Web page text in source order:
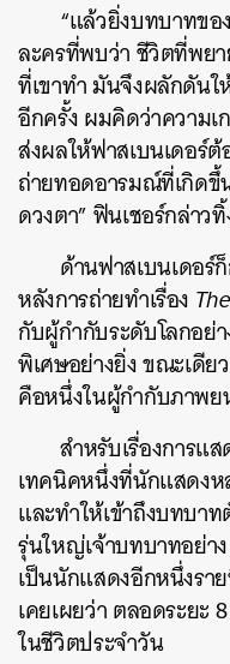
“แล้วยิ่งบทบาทขอ
ละครที่พบว่า ชีวิตที่พย
ที่เขาทำ มันจึงผลักดันใ
อีกครั้ง ผมคิดว่าความ
ส่งผลให้ฟาสเบนเดอร์
ถ่ายทอดอารมณ์ที่เกิดขึ้
ดวงตา” ฟินเชอร์กล่าว
ด้านฟาสเบนเดอร์
หลังการถ่ายทำเรื่อง
กับผู้กำกับระดับโลกอย่
พิเศษอย่างยิ่ง ขณะเดีย
คือหนึ่งในผู้กำกับภาพ
สำหรับเรื่องการแ
เทคนิคหนึ่งที่นักแสดงห
และทำให้เข้าถึงบทบา
รุ่นใหญ่เจ้าบทบาทอย่า
เป็นนักแสดงอีกหนึ่งรา
เคยเผยว่า ตลอดระยะ
ในชีวิตประจำวัน